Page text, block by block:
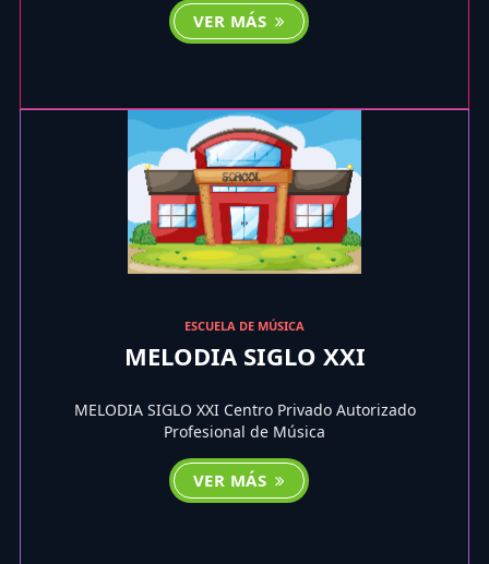
VER MÁS
ESCUELA DE MÚSICA
MELODIA SIGLO XXI
MELODIA SIGLO XXI Centro Privado Autorizado
Profesional de Música
VER MÁS